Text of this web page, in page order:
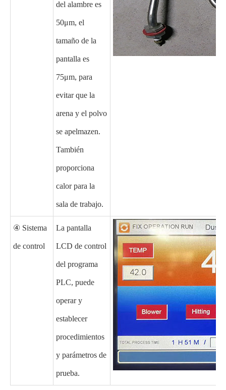
del alambre es
50μm, el
tamaño de la
pantalla es
75μm, para
evitar que la
arena y el polvo
se apelmazen.
También
proporciona
calor para la
sala de trabajo.
④ Sistema
de control
La pantalla
LCD de control
del programa
PLC, puede
operar y
establecer
procedimientos
y parámetros de
prueba.